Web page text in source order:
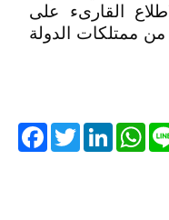
القارىء على
ممتلكات الدولة
TwitterLinkedIn
WhatsApp